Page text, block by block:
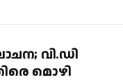
വി.ഡി
മൊഴി